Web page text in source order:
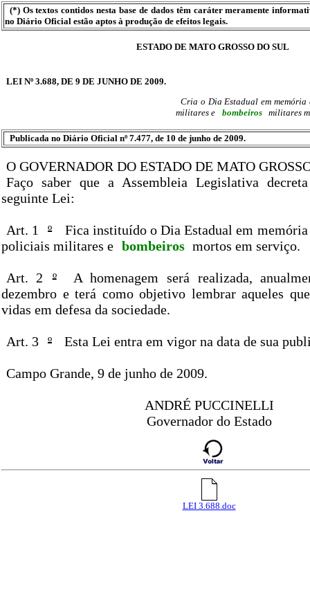
(*) Os textos contidos nesta base de dados têm caráter meramente
no Diário Oficial estão aptos à produção de efeitos legais.
ESTADO DE MATO GROSSO DO SUL
LEI Nº 3.688, DE 9 DE JUNHO DE 2009.
Cria o Dia Estadual em
militares e
bombeiros militares
Publicada no Diário Oficial nº 7.477, de 10 de junho de 2009.
O GOVERNADOR DO ESTADO DE MATO
Faço saber que a Assembleia Legislativa
seguinte Lei:
Art. 1 º
Fica instituído o Dia Estadual em
policiais militares e bombeiros mortos em serviço.
Art. 2 º
A homenagem será realizada,
dezembro e terá como objetivo lembrar aqueles
vidas em defesa da sociedade.
Art. 3 º Esta Lei entra em vigor na data de sua
Campo Grande, 9 de junho de 2009.
ANDRÉ PUCCINELLI
Governador do Estado
LEI 3.688.doc